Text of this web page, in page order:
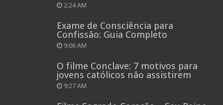
2:24 AM
Exame de Consciência para
Confissão: Guia Completo
9:06 AM
O filme Conclave: 7 motivos para
jovens católicos não assistirem
9:27 AM